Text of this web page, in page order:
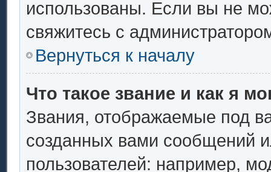
использованы. Если вы не
свяжитесь с
Вернуться к началу
Что такое звание и как я
Звания, отображаемые под
созданных вами сообщений
пользователей: например,